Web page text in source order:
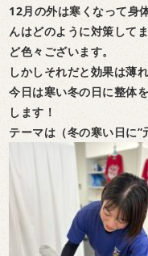
12月の外は寒くなって身
んはどのように対策して
ど色々ございます。
しかしそれだと効果は薄
今日は寒い冬の日に整体
します！
テーマは（冬の寒い日に”